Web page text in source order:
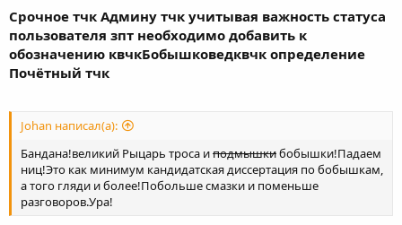
Срочное тчк Админу тчк учитывая важность статуса
пользователя зпт необходимо добавить к
обозначению квчкБобышковедквчк определение
Почётный тчк
Johan написал(а):
Бандана!великий Рыцарь троса иподмышкибобышки!Падаем
ниц!Это как минимум кандидатская диссертация по бобышкам,
а того гляди и более!Побольше смазки и поменьше
разговоров.Ура!